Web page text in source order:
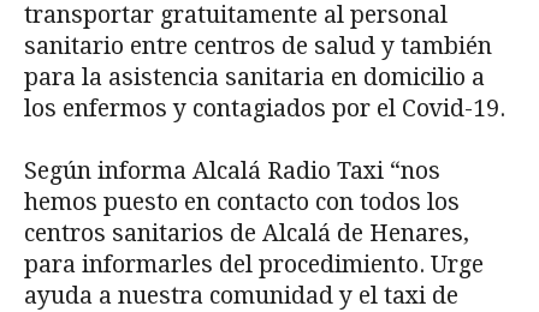
transportar gratuitamente al personal
sanitario entre centros de salud y también
para la asistencia sanitaria en domicilio a
los enfermos y contagiados por el Covid-19.
Según informa Alcalá Radio Taxi “nos
hemos puesto en contacto con todos los
centros sanitarios de Alcalá de Henares,
para informarles del procedimiento. Urge
ayuda a nuestra comunidad y el taxi de